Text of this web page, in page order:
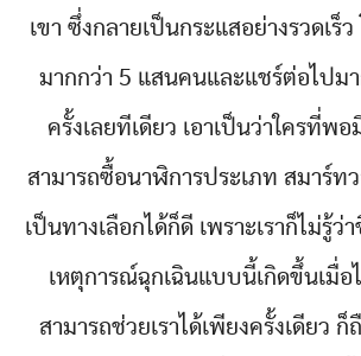
เขา ซึ่งกลายเป็นกระแสอย่างรวดเร็
มากกว่า 5 แสนคนและแชร์ต่อไปม
ครั้งเลยทีเดียว เอาเป็นว่าใครที่พ
สามารถซื้อนาฬิการประเภท สมาร์ท
เป็นทางเลือกได้ก็ดี เพราะเราก็ไม่รู้ว่
เหตุการณ์ฉุกเฉินแบบนี้เกิดขึ้นเมื่อ
สามารถช่วยเราได้เพียงครั้งเดียว